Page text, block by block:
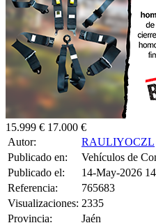
15.999 € 17.000 €
Autor:
RAULIYOCZL
Publicado en:
Vehículos de
Publicado el:
14-May-2026
Referencia:
765683
Visualizaciones:
2335
Provincia:
Jaén
Pais:
España